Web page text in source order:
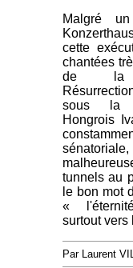
Malgré
cette
chantées
de la
sous la
Hongrois
tunnels au
le bon mot
«
surtout vers
Par Laurent